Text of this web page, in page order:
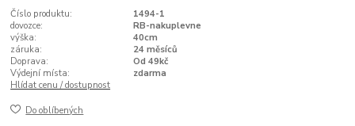
Číslo produktu:
1494-1
dovozce:
RB-nakuplevne
výška:
40cm
záruka:
24 měsíců
Doprava:
Od 49kč
Výdejní místa:
zdarma
Hlídat cenu / dostupnost
Do oblíbených